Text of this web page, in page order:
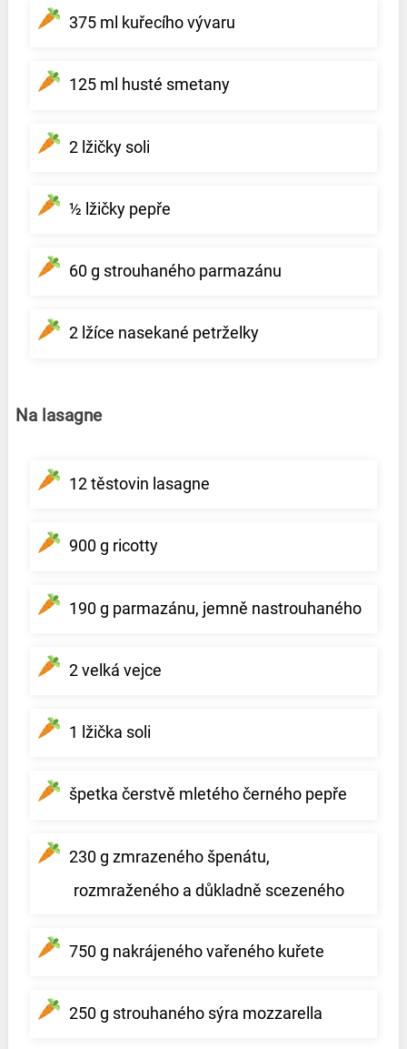
375 ml kuřecího vývaru
125 ml husté smetany
2 lžičky soli
½ lžičky pepře
60 g strouhaného parmazánu
2 lžíce nasekané petrželky
Na lasagne
12 těstovin lasagne
900 g ricotty
190 g parmazánu, jemně nastrouhaného
2 velká vejce
1 lžička soli
špetka čerstvě mletého černého pepře
230 g zmrazeného špenátu,
rozmraženého a důkladně scezeného
750 g nakrájeného vařeného kuřete
250 g strouhaného sýra mozzarella